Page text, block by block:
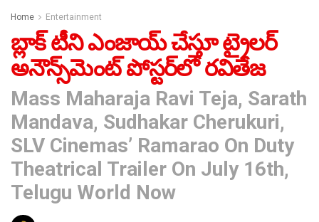
Home Entertainment
బ్లాక్ టీని ఎంజాయ్ చేస్తూ ట్రైలర్
అనౌన్స్‌మెంట్ పోస్టర్‌లో రవితేజ
Mass Maharaja Ravi Teja, Sarath
Mandava, Sudhakar Cherukuri,
SLV Cinemas’ Ramarao On Duty
Theatrical Trailer On July 16th,
Telugu World Now